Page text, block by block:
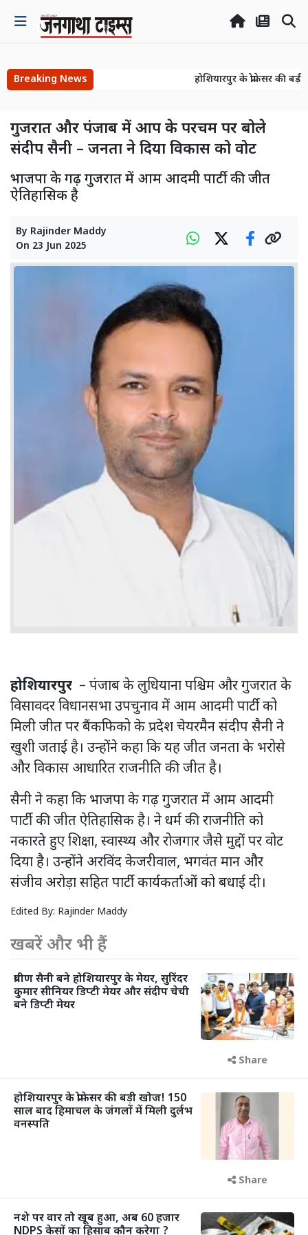
Breaking News
होशियारपुर के प्रोफेसर की
गुजरात और पंजाब में आप के परचम पर बोले
संदीप सैनी – जनता ने दिया विकास को वोट
भाजपा के गढ़ गुजरात में आम आदमी पार्टी की जीत
ऐतिहासिक है
By Rajinder Maddy
On 23 Jun 2025
होशियारपुर – पंजाब के लुधियाना पश्चिम और गुजरात के
विसावदर विधानसभा उपचुनाव में आम आदमी पार्टी को
मिली जीत पर बैंकफिको के प्रदेश चेयरमैन संदीप सैनी ने
खुशी जताई है। उन्होंने कहा कि यह जीत जनता के भरोसे
और विकास आधारित राजनीति की जीत है।
सैनी ने कहा कि भाजपा के गढ़ गुजरात में आम आदमी
पार्टी की जीत ऐतिहासिक है। ने धर्म की राजनीति को
नकारते हुए शिक्षा, स्वास्थ्य और रोजगार जैसे मुद्दों पर वोट
दिया है। उन्होंने अरविंद केजरीवाल, भगवंत मान और
संजीव अरोड़ा सहित पार्टी कार्यकर्ताओं को बधाई दी।
Edited By: Rajinder Maddy
खबरें और भी हैं
प्रवीण सैनी बने होशियारपुर के मेयर, सुरिंदर
कुमार सीनियर डिप्टी मेयर और संदीप चेची
बने डिप्टी मेयर
Share
होशियारपुर के प्रोफेसर की बड़ी खोज! 150
साल बाद हिमाचल के जंगलों में मिली दुर्लभ
वनस्पति
Share
नशे पर वार तो खूब हुआ, अब 60 हजार
NDPS केसों का हिसाब कौन करेगा ?